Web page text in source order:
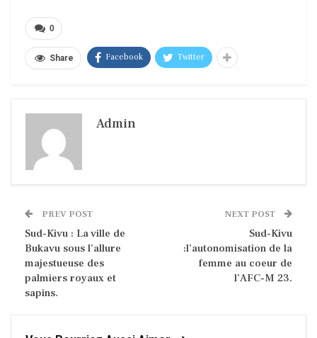
0
Share Facebook Twitter
Admin
PREV POST
Sud-Kivu : La ville de
Bukavu sous l’allure
majestueuse des
palmiers royaux et
sapins.
NEXT POST
Sud-Kivu
:l’autonomisation de la
femme au coeur de
l’AFC-M 23.